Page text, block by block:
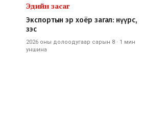
Эдийн засаг
Экспортын эр хоёр загал: нүүрс,
зэс
2026 оны долоодугаар сарын 8 · 1 мин
уншина